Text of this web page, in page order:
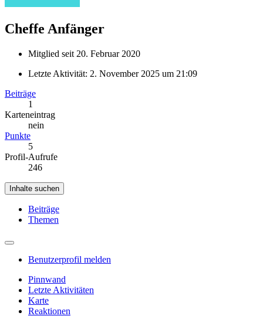
Cheffe Anfänger
Mitglied seit 20. Februar 2020
Letzte Aktivität: 2. November 2025 um 21:09
Beiträge
1
Karteneintrag
nein
Punkte
5
Profil-Aufrufe
246
Inhalte suchen
Beiträge
Themen
Benutzerprofil melden
Pinnwand
Letzte Aktivitäten
Karte
Reaktionen